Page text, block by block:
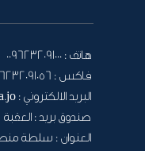
هاتف : 0096232091000
فاكس :
البريد الالكتروني :
صندوق بريد : العقبة 2565، الأردن
العنوان : سلطة